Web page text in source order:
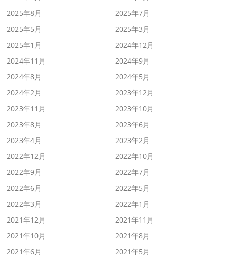
2025年8月
2025年7月
2025年5月
2025年3月
2025年1月
2024年12月
2024年11月
2024年9月
2024年8月
2024年5月
2024年2月
2023年12月
2023年11月
2023年10月
2023年8月
2023年6月
2023年4月
2023年2月
2022年12月
2022年10月
2022年9月
2022年7月
2022年6月
2022年5月
2022年3月
2022年1月
2021年12月
2021年11月
2021年10月
2021年8月
2021年6月
2021年5月